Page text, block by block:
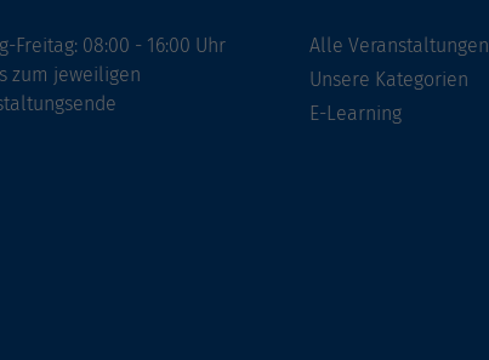
Freitag: 08:00 - 16:00 Uhr
zum jeweiligen
Alle Veranstaltungen
Unsere Kategorien
E-Learning